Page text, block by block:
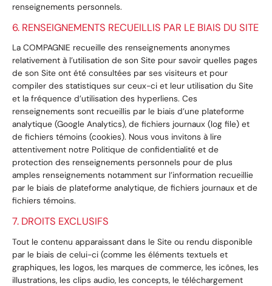
renseignements personnels.
6. RENSEIGNEMENTS RECUEILLIS PAR LE BIAIS DU SITE
La COMPAGNIE recueille des renseignements anonymes
relativement à l’utilisation de son Site pour savoir quelles pages
de son Site ont été consultées par ses visiteurs et pour
compiler des statistiques sur ceux-ci et leur utilisation du Site
et la fréquence d’utilisation des hyperliens. Ces
renseignements sont recueillis par le biais d’une plateforme
analytique (Google Analytics), de fichiers journaux (log file) et
de fichiers témoins (cookies). Nous vous invitons à lire
attentivement notre Politique de confidentialité et de
protection des renseignements personnels pour de plus
amples renseignements notamment sur l’information recueillie
par le biais de plateforme analytique, de fichiers journaux et de
fichiers témoins.
7. DROITS EXCLUSIFS
Tout le contenu apparaissant dans le Site ou rendu disponible
par le biais de celui-ci (comme les éléments textuels et
graphiques, les logos, les marques de commerce, les icônes, les
illustrations, les clips audio, les concepts, le téléchargement